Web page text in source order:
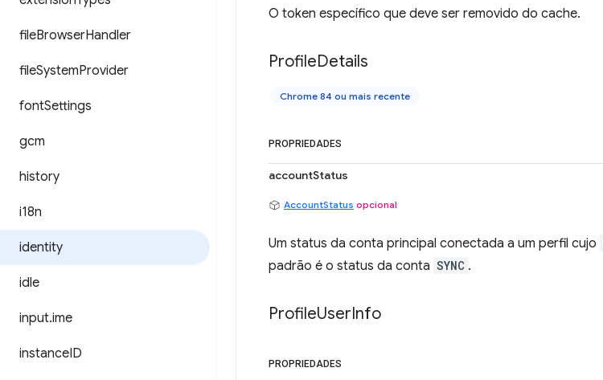
fileBrowserHandler
fileSystemProvider
fontSettings
gcm
history
i18n
identity
idle
input.ime
instanceID
O token específico que deve ser removido do cache.
ProfileDetails
Chrome 84 ou mais recente
PROPRIEDADES
accountStatus
AccountStatus opcional
Um status da conta principal conectada a um perfil cujo
padrão é o status da conta SYNC .
ProfileUserInfo
PROPRIEDADES